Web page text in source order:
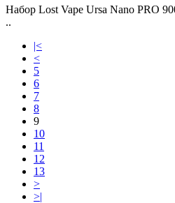
Набор Lost Vape Ursa Nano PRO
..
|<
<
5
6
7
8
9
10
11
12
13
>
>|